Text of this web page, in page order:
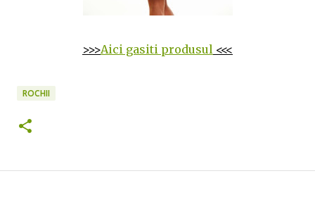
>>>Aici gasiti produsul <<<
ROCHII